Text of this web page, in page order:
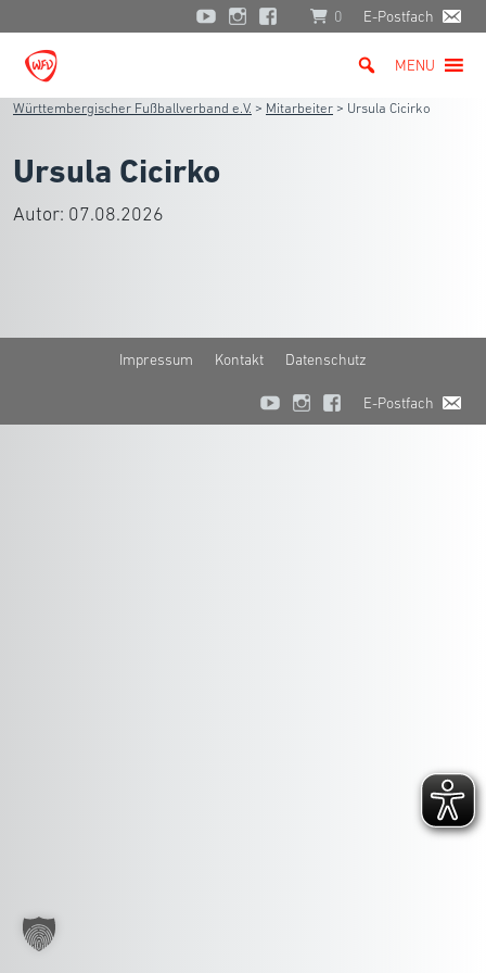
0 E-Postfach
MENU
Württembergischer Fußballverband e.V. > Mitarbeiter > Ursula Cicirko
Ursula Cicirko
Autor: 07.08.2026
Impressum Kontakt Datenschutz
E-Postfach